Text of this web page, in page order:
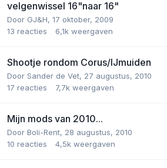
velgenwissel 16"naar 16"
Door GJ&H, 17 oktober, 2009
13 reacties 6,1k weergaven
Shootje rondom Corus/IJmuiden
Door Sander de Vet, 27 augustus, 2010
17 reacties 7,7k weergaven
Mijn mods van 2010...
Door Boli-Rent, 28 augustus, 2010
10 reacties 4,5k weergaven